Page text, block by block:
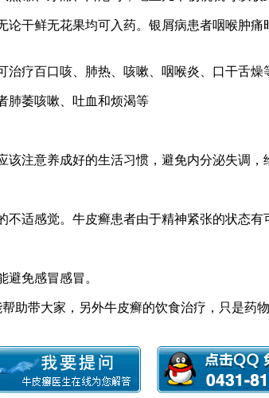
干鲜无花果均可入药。银屑病患者咽喉肿
疗百口咳、肺热、咳嗽、咽喉炎、口干舌燥
肺萎咳嗽、吐血和烦渴等
注意养成好的生活习惯，避免内分泌失调，
适感觉。牛皮癣患者由于精神紧张的状态
免感冒感冒。
助带大家，另外牛皮癣的饮食治疗，只是